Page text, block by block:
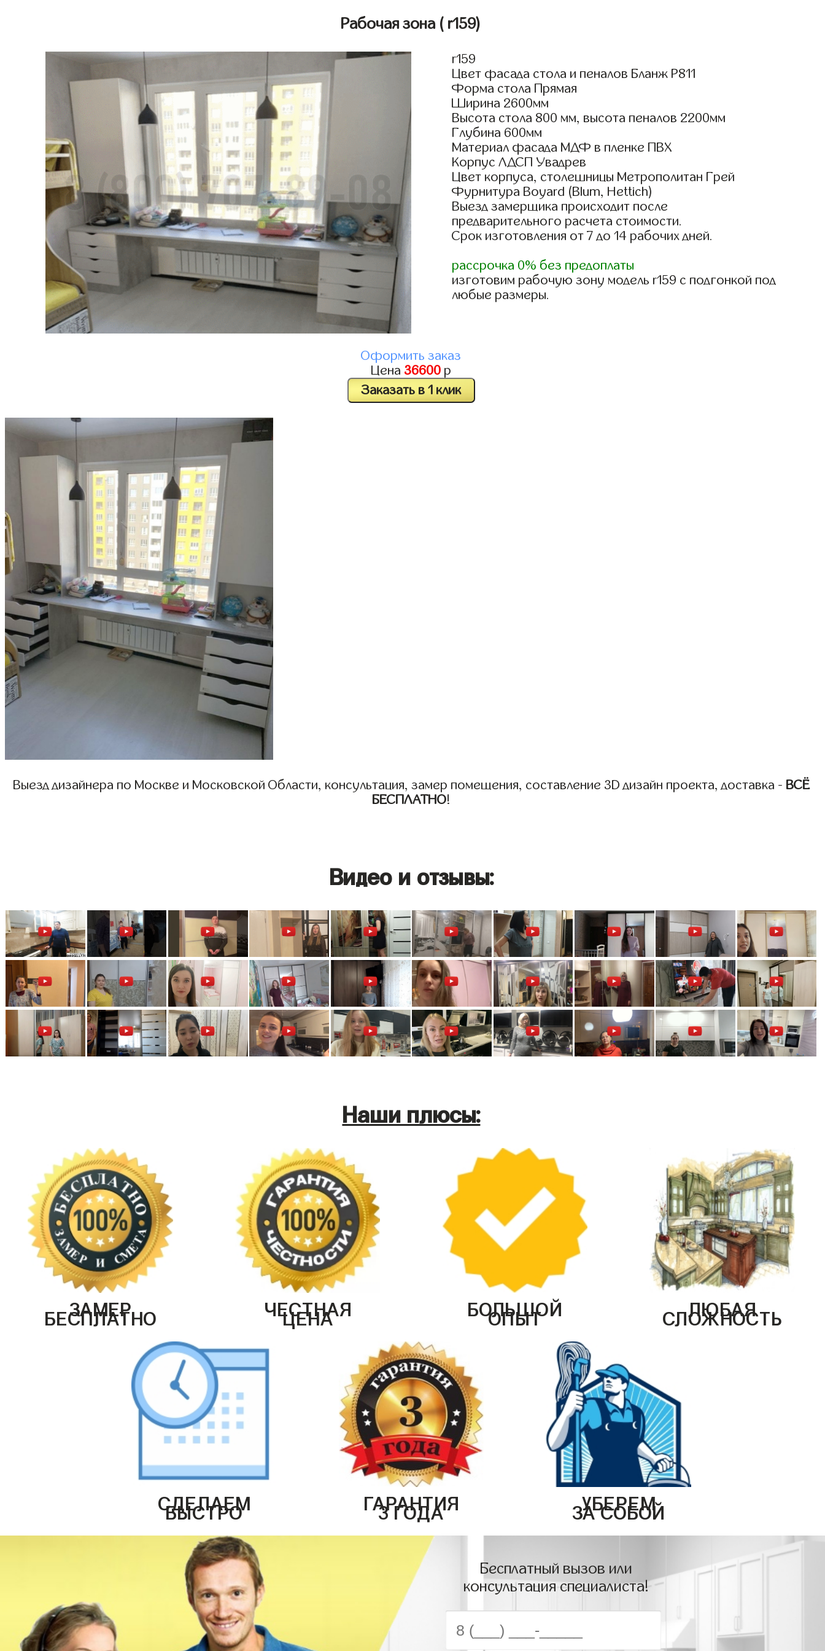
Рабочая зона ( r159)
r159
Цвет фасада стола и пеналов Бланж Р811
Форма стола Прямая
Ширина 2600мм
Высота стола 800 мм, высота пеналов 2200мм
Глубина 600мм
Материал фасада МДФ в пленке ПВХ
Корпус ЛДСП Увадрев
Цвет корпуса, столешницы Метрополитан Грей
Фурнитура Boyard (Blum, Hettich)
Выезд замерщика происходит после
предварительного расчета стоимости.
Срок изготовления от 7 до 14 рабочих дней.
рассрочка 0% без предоплаты
изготовим рабочую зону модель r159 с подгонкой под
любые размеры.
Оформить заказ
Цена 36600 р
Заказать в 1 клик
Выезд дизайнера по Москве и Московской Области, консультация, замер помещения, составление 3D дизайн проекта, доставка - ВСЁ
БЕСПЛАТНО!
Видео и отзывы:
Наши плюсы:
ЗАМЕР
БЕСПЛАТНО ЧЕСТНАЯ
ЦЕНА БОЛЬШОЙ
ОПЫТ ЛЮБАЯ
СЛОЖНОСТЬ
СДЕЛАЕМ
БЫСТРО ГАРАНТИЯ
3 ГОДА УБЕРЕМ
ЗА СОБОЙ
Бесплатный вызов или
консультация специалиста!